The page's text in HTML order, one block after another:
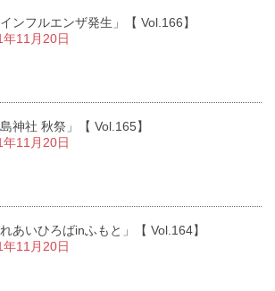
インフルエンザ発生」【 Vol.166】
年11月20日
島神社 秋祭」【 Vol.165】
年11月20日
れあいひろばinふもと」【 Vol.164】
年11月20日